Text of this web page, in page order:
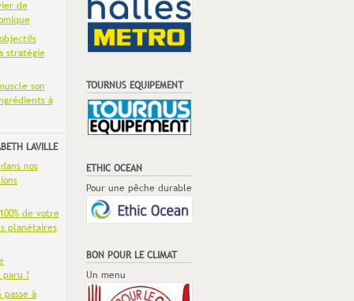
de
stratégie
son
à
LAVILLE
nos
de votre
planétaires
paru !
passe à
TOURNUS EQUIPEMENT
ETHIC OCEAN
Pour une pêche durable
BON POUR LE CLIMAT
Un menu